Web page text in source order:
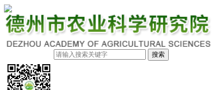
搜索